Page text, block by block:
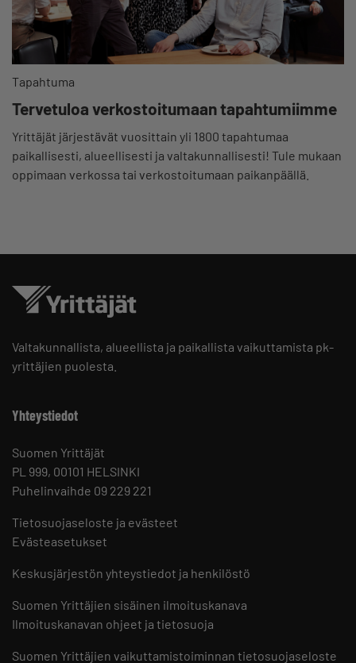
Tapahtuma
Tervetuloa verkostoitumaan tapahtumiimme
Yrittäjät järjestävät vuosittain yli 1800 tapahtumaa
paikallisesti, alueellisesti ja valtakunnallisesti! Tule mukaan
oppimaan verkossa tai verkostoitumaan paikanpäällä.
Valtakunnallista, alueellista ja paikallista vaikuttamista pk-
yrittäjien puolesta.
Yhteystiedot
Suomen Yrittäjät
PL 999, 00101 HELSINKI
Puhelinvaihde 09 229 221
Tietosuojaseloste ja evästeet
Evästeasetukset
Keskusjärjestön yhteystiedot ja henkilöstö
Suomen Yrittäjien sisäinen ilmoituskanava
Ilmoituskanavan ohjeet ja tietosuoja
Suomen Yrittäjien vaikuttamistoiminnan tietosuojaseloste